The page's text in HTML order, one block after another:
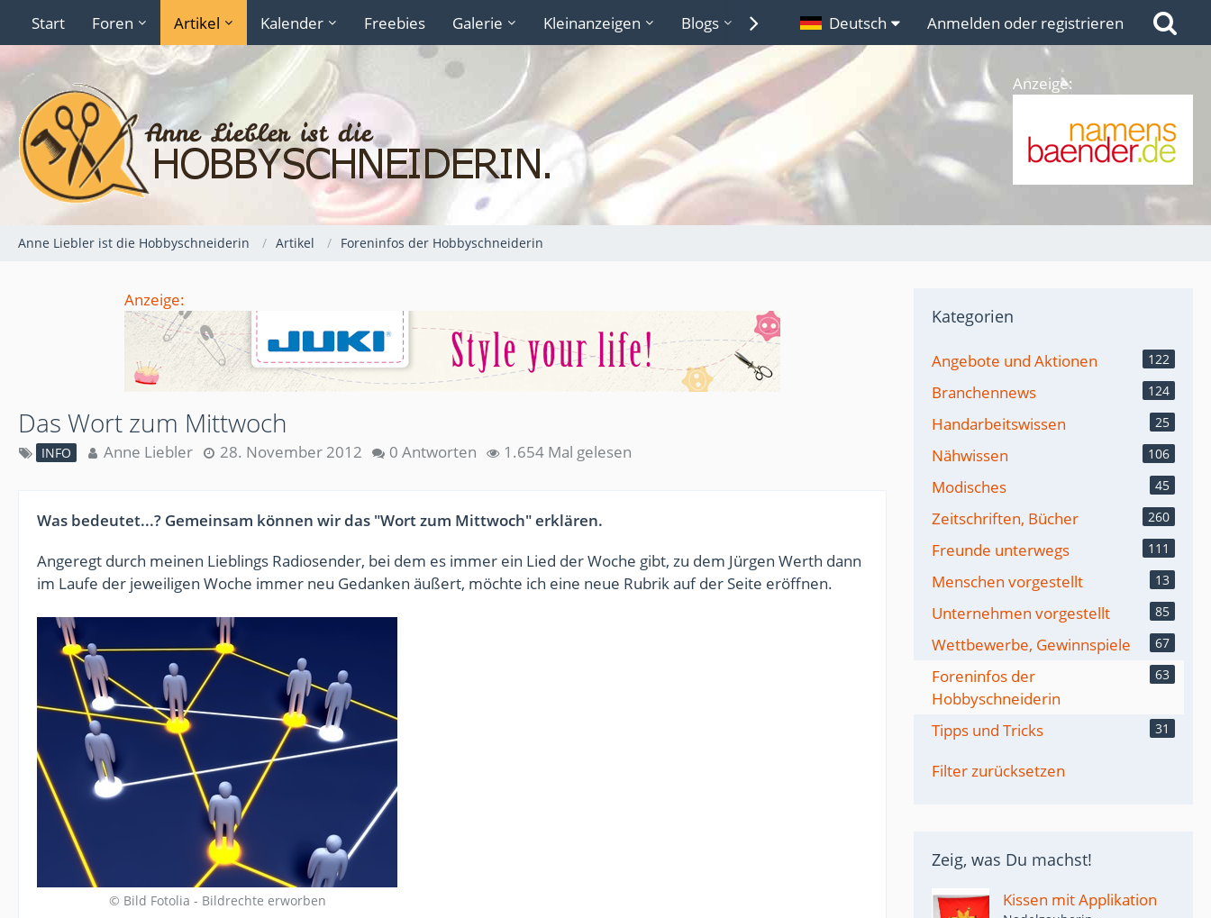
Start Foren Artikel Kalender Freebies Galerie Kleinanzeigen Blogs Lexikon Links
Deutsch Anmelden oder registrieren
Anzeige:
Anne Liebler ist die Hobbyschneiderin Artikel Foreninfos der Hobbyschneiderin
Anzeige:
Das Wort zum Mittwoch
INFO Anne Liebler 28. November 2012 0 Antworten 1.654 Mal gelesen
Was bedeutet...? Gemeinsam können wir das "Wort zum Mittwoch" erklären.
Angeregt durch meinen Lieblings Radiosender, bei dem es immer ein Lied der Woche gibt, zu dem Jürgen Werth dann
im Laufe der jeweiligen Woche immer neu Gedanken äußert, möchte ich eine neue Rubrik auf der Seite eröffnen.
© Bild Fotolia - Bildrechte erworben
Kategorien
Angebote und Aktionen 122
Branchennews 124
Handarbeitswissen 25
Nähwissen 106
Modisches 45
Zeitschriften, Bücher 260
Freunde unterwegs 111
Menschen vorgestellt 13
Unternehmen vorgestellt 85
Wettbewerbe, Gewinnspiele 67
Foreninfos der
Hobbyschneiderin
63
Tipps und Tricks 31
Filter zurücksetzen
Zeig, was Du machst!
Kissen mit Applikation